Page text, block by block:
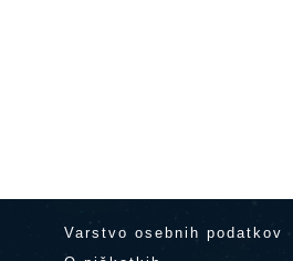
Varstvo osebnih podatkov